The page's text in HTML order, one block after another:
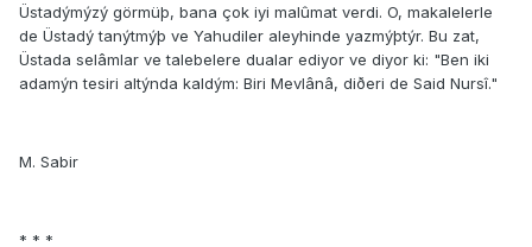
Üstadýmýzý görmüþ, bana çok iyi malûmat verdi. O, makalelerle
de Üstadý tanýtmýþ ve Yahudiler aleyhinde yazmýþtýr. Bu zat,
Üstada selâmlar ve talebelere dualar ediyor ve diyor ki: "Ben iki
adamýn tesiri altýnda kaldým: Biri Mevlânâ, diðeri de Said Nursî."
M. Sabir
* * *